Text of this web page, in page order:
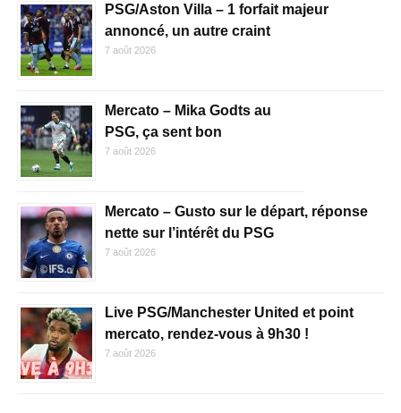
PSG/Aston Villa – 1 forfait majeur
annoncé, un autre craint
7 août 2026
Mercato – Mika Godts au
PSG, ça sent bon
7 août 2026
Mercato – Gusto sur le départ, réponse
nette sur l’intérêt du PSG
7 août 2026
Live PSG/Manchester United et point
mercato, rendez-vous à 9h30 !
7 août 2026